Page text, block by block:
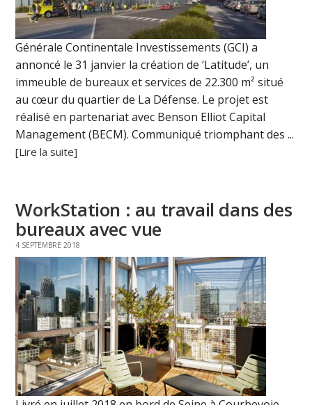
Générale Continentale Investissements (GCI) a
annoncé le 31 janvier la création de ‘Latitude’, un
immeuble de bureaux et services de 22.300 m² situé
au cœur du quartier de La Défense. Le projet est
réalisé en partenariat avec Benson Elliot Capital
Management (BECM). Communiqué triomphant des ...
[Lire la suite]
WorkStation : au travail dans des
bureaux avec vue
4 SEPTEMBRE 2018